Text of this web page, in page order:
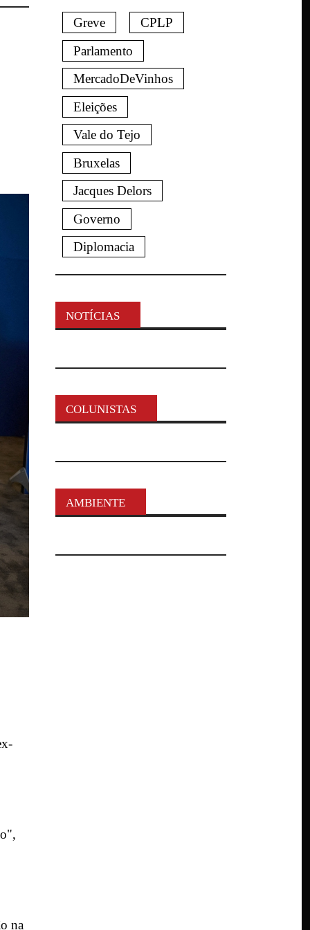
na
Greve
CPLP
Parlamento
MercadoDeVinhos
Eleições
Vale do Tejo
Bruxelas
Jacques Delors
Governo
Diplomacia
NOTÍCIAS
COLUNISTAS
AMBIENTE